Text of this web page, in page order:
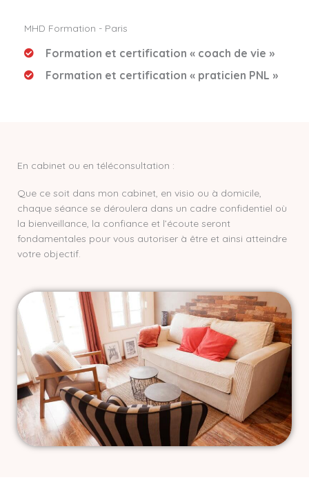
MHD Formation - Paris
Formation et certification « coach de vie »
Formation et certification « praticien PNL »
En cabinet ou en téléconsultation :
Que ce soit dans mon cabinet, en visio ou à domicile,
chaque séance se déroulera dans un cadre confidentiel où
la bienveillance, la confiance et l’écoute seront
fondamentales pour vous autoriser à être et ainsi atteindre
votre objectif.